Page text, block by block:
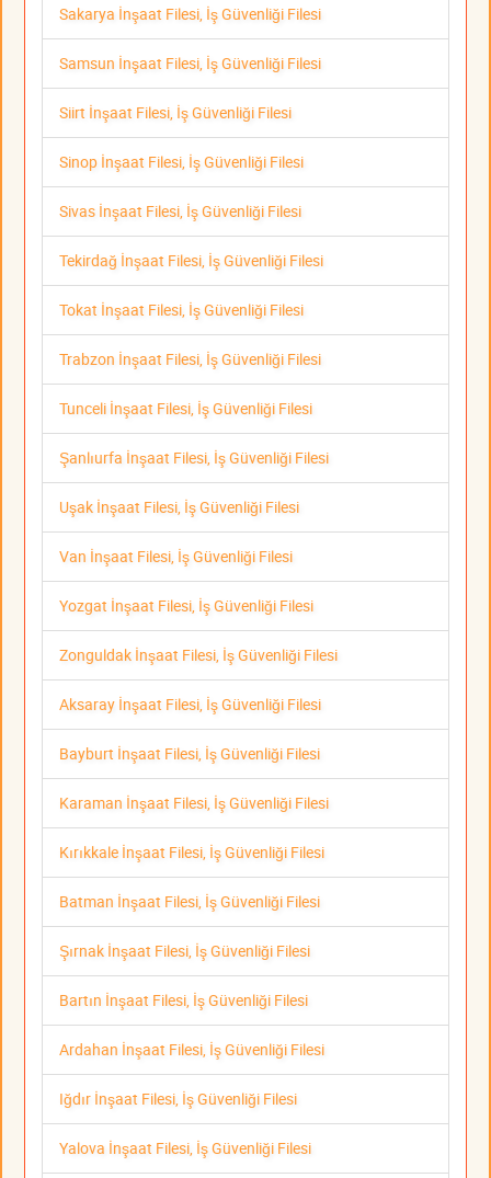
Sakarya İnşaat Filesi, İş Güvenliği Filesi
Samsun İnşaat Filesi, İş Güvenliği Filesi
Siirt İnşaat Filesi, İş Güvenliği Filesi
Sinop İnşaat Filesi, İş Güvenliği Filesi
Sivas İnşaat Filesi, İş Güvenliği Filesi
Tekirdağ İnşaat Filesi, İş Güvenliği Filesi
Tokat İnşaat Filesi, İş Güvenliği Filesi
Trabzon İnşaat Filesi, İş Güvenliği Filesi
Tunceli İnşaat Filesi, İş Güvenliği Filesi
Şanlıurfa İnşaat Filesi, İş Güvenliği Filesi
Uşak İnşaat Filesi, İş Güvenliği Filesi
Van İnşaat Filesi, İş Güvenliği Filesi
Yozgat İnşaat Filesi, İş Güvenliği Filesi
Zonguldak İnşaat Filesi, İş Güvenliği Filesi
Aksaray İnşaat Filesi, İş Güvenliği Filesi
Bayburt İnşaat Filesi, İş Güvenliği Filesi
Karaman İnşaat Filesi, İş Güvenliği Filesi
Kırıkkale İnşaat Filesi, İş Güvenliği Filesi
Batman İnşaat Filesi, İş Güvenliği Filesi
Şırnak İnşaat Filesi, İş Güvenliği Filesi
Bartın İnşaat Filesi, İş Güvenliği Filesi
Ardahan İnşaat Filesi, İş Güvenliği Filesi
Iğdır İnşaat Filesi, İş Güvenliği Filesi
Yalova İnşaat Filesi, İş Güvenliği Filesi